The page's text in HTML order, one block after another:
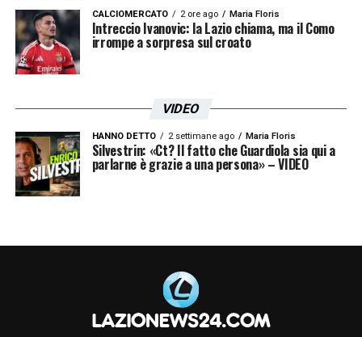
CALCIOMERCATO 2 ore ago Maria Floris
Intreccio Ivanovic: la Lazio chiama, ma il Como
irrompe a sorpresa sul croato
VIDEO
HANNO DETTO 2 settimane ago Maria Floris
Silvestrin: «Ct? Il fatto che Guardiola sia qui a
parlarne è grazie a una persona» – VIDEO